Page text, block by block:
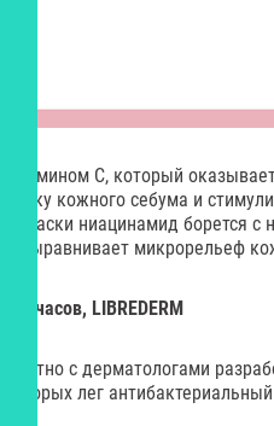
С, который
кожного себума и
маски ниацинамид борется с
и выравнивает микрорельеф
48 часов, LIBREDERM
с дерматологами
которых лег